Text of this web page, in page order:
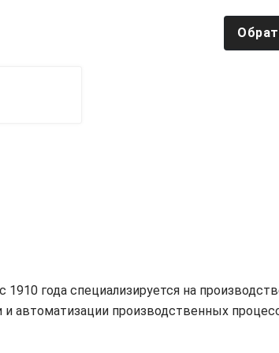
с 1910 года специализируется на
автоматизации производственных